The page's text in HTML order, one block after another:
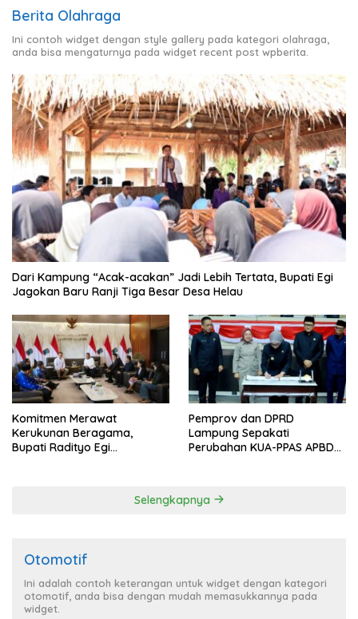
Berita Olahraga
Ini contoh widget dengan style gallery pada kategori olahraga,
anda bisa mengaturnya pada widget recent post wpberita.
Dari Kampung “Acak-acakan” Jadi Lebih Tertata, Bupati Egi
Jagokan Baru Ranji Tiga Besar Desa Helau
Komitmen Merawat
Kerukunan Beragama,
Bupati Radityo Egi
Pemprov dan DPRD
Lampung Sepakati
Perubahan KUA-PPAS APBD
Selengkapnya
Otomotif
Ini adalah contoh keterangan untuk widget dengan kategori
otomotif, anda bisa dengan mudah memasukkannya pada
widget.